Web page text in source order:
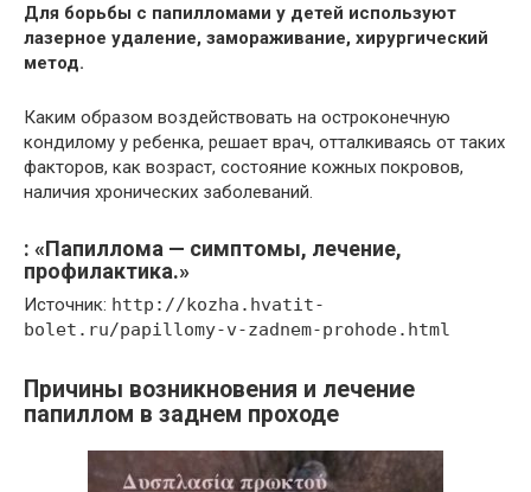
Для борьбы с папилломами у детей используют
лазерное удаление, замораживание, хирургический
метод.
Каким образом воздействовать на остроконечную
кондилому у ребенка, решает врач, отталкиваясь от таких
факторов, как возраст, состояние кожных покровов,
наличия хронических заболеваний.
: «Папиллома — симптомы, лечение,
профилактика.»
Источник: http://kozha.hvatit-
bolet.ru/papillomy-v-zadnem-prohode.html
Причины возникновения и лечение
папиллом в заднем проходе